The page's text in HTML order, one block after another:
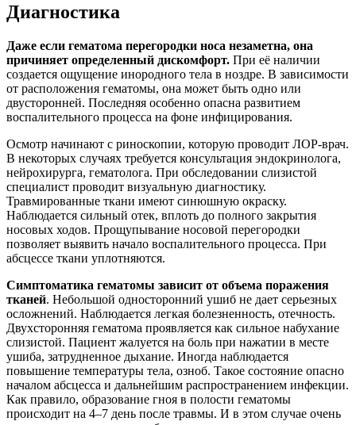
Диагностика
Даже если гематома перегородки носа незаметна, она
причиняет определенный дискомфорт. При её наличии
создается ощущение инородного тела в ноздре. В зависимости
от расположения гематомы, она может быть одно или
двусторонней. Последняя особенно опасна развитием
воспалительного процесса на фоне инфицирования.
Осмотр начинают с риноскопии, которую проводит ЛОР-врач.
В некоторых случаях требуется консультация эндокринолога,
нейрохирурга, гематолога. При обследовании слизистой
специалист проводит визуальную диагностику.
Травмированные ткани имеют синюшную окраску.
Наблюдается сильный отек, вплоть до полного закрытия
носовых ходов. Прощупывание носовой перегородки
позволяет выявить начало воспалительного процесса. При
абсцессе ткани уплотняются.
Симптоматика гематомы зависит от объема поражения
тканей. Небольшой односторонний ушиб не дает серьезных
осложнений. Наблюдается легкая болезненность, отечность.
Двухсторонняя гематома проявляется как сильное набухание
слизистой. Пациент жалуется на боль при нажатии в месте
ушиба, затрудненное дыхание. Иногда наблюдается
повышение температуры тела, озноб. Такое состояние опасно
началом абсцесса и дальнейшим распространением инфекции.
Как правило, образование гноя в полости гематомы
происходит на 4–7 день после травмы. И в этом случае очень